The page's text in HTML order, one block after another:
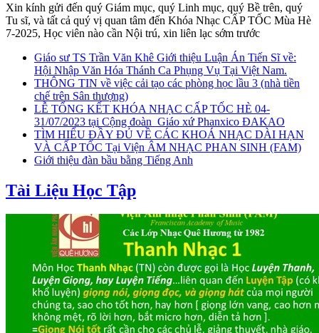
Xin kính gửi đến quý Giám mục, quý Linh mục, quý Bề trên, quý
Tu sĩ, và tất cả quý vị quan tâm đến Khóa Nhạc CẤP TỐC Mùa Hè
7-2025, Học viên nào cần Nội trú, xin liên lạc sớm trước
Giáo sư TS Trần Văn Khê Giới thiệu Luận Án Tiến Sĩ về:
Hội Nhập Văn Hóa Thánh Ca Phụng Vụ Tại Việt Nam.
THÔNG TIN về việc cải tạo các phòng học lầu 3 (nhà tiền
chế trên Sân thượng)
LỄ TỔNG KẾT KHÓA NHẠC CẤP TỐC HÈ 04-
31/07/2023 tại Cộng đoàn_Giáo xứ Phanxico ĐAKAO
TÌM HIỂU ĐẦY ĐỦ VỀ CÁC KHOÁ NHẠC DÀI HẠN
VÀ CẤP TỐC Tại Viện ÂM NHẠC PHAN SINH (FAM)
Giới thiệu đàn bầu bằng Tiếng Anh
Tài Liệu Học Tập